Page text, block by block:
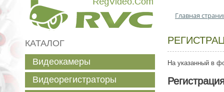
Главная
На указанный в
КАТАЛОГ
Видеокамеры
Видеорегистраторы